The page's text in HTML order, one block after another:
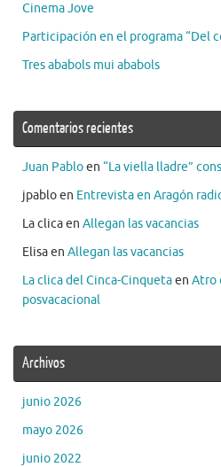
Cinema Jove
Participación en el programa “Del
Tres ababols mui ababols
Comentarios recientes
Juan Pabloen “La viella lladre”
jpabloen Entrevista en Aragón
La clicaen Allegan las vacancias
Elisaen Allegan las vacancias
La clica del Cinca-Cinquetaen Atro
posvacacional
Archivos
junio 2026
mayo 2026
junio 2022